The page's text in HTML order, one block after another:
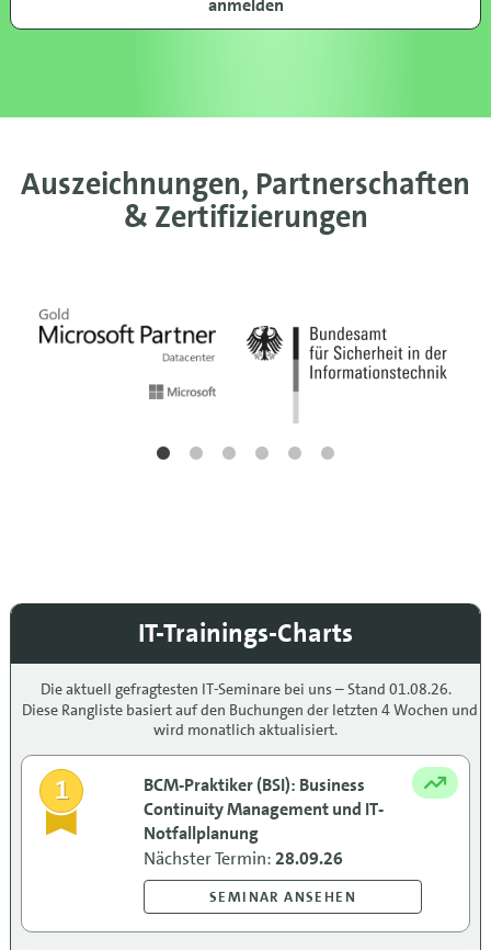
anmelden
Auszeichnungen, Partnerschaften
& Zertifizierungen
IT-Trainings-Charts
Die aktuell gefragtesten IT-Seminare bei uns – Stand 01.08.26.
Diese Rangliste basiert auf den Buchungen der letzten 4 Wochen und
wird monatlich aktualisiert.
1
BCM-Praktiker (BSI): Business
Continuity Management und IT-
Notfallplanung
Nächster Termin:28.09.26
SEMINAR ANSEHEN